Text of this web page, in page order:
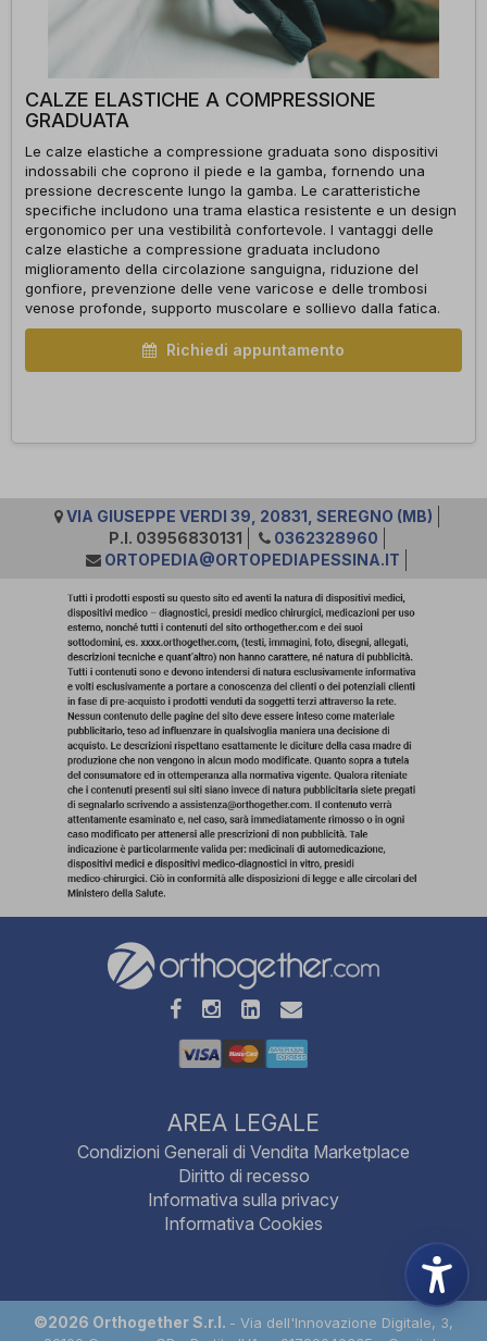
CALZE ELASTICHE A COMPRESSIONE
GRADUATA
Le calze elastiche a compressione graduata sono dispositivi
indossabili che coprono il piede e la gamba, fornendo una
pressione decrescente lungo la gamba. Le caratteristiche
specifiche includono una trama elastica resistente e un design
ergonomico per una vestibilità confortevole. I vantaggi delle
calze elastiche a compressione graduata includono
miglioramento della circolazione sanguigna, riduzione del
gonfiore, prevenzione delle vene varicose e delle trombosi
venose profonde, supporto muscolare e sollievo dalla fatica.
Richiedi appuntamento
VIA GIUSEPPE VERDI 39, 20831, SEREGNO (MB)
P.I. 03956830131
0362328960
ORTOPEDIA@ORTOPEDIAPESSINA.IT
AREA LEGALE
Condizioni Generali di Vendita Marketplace
Diritto di recesso
Informativa sulla privacy
Informativa Cookies
©2026 Orthogether S.r.l. - Via dell'Innovazione Digitale, 3,